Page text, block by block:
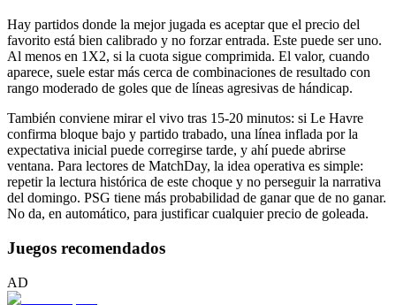
Hay partidos donde la mejor jugada es aceptar que el precio del
favorito está bien calibrado y no forzar entrada. Este puede ser uno.
Al menos en 1X2, si la cuota sigue comprimida. El valor, cuando
aparece, suele estar más cerca de combinaciones de resultado con
rango moderado de goles que de líneas agresivas de hándicap.
También conviene mirar el vivo tras 15-20 minutos: si Le Havre
confirma bloque bajo y partido trabado, una línea inflada por la
expectativa inicial puede corregirse tarde, y ahí puede abrirse
ventana. Para lectores de MatchDay, la idea operativa es simple:
repetir la lectura histórica de este choque y no perseguir la narrativa
del domingo. PSG tiene más probabilidad de ganar que de no ganar.
No da, en automático, para justificar cualquier precio de goleada.
Juegos recomendados
AD